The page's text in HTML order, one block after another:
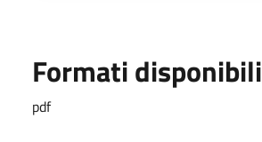
Formati disponibili
pdf